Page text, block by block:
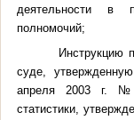
деятельности в
полномочий;
Инструкцию
суде,
апреля 2003 г. №
статистики,